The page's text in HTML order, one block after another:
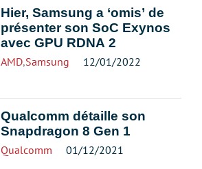
Hier, Samsung a ‘omis’ de
présenter son SoC Exynos
avec GPU RDNA 2
AMD,Samsung 12/01/2022
Qualcomm détaille son
Snapdragon 8 Gen 1
Qualcomm 01/12/2021